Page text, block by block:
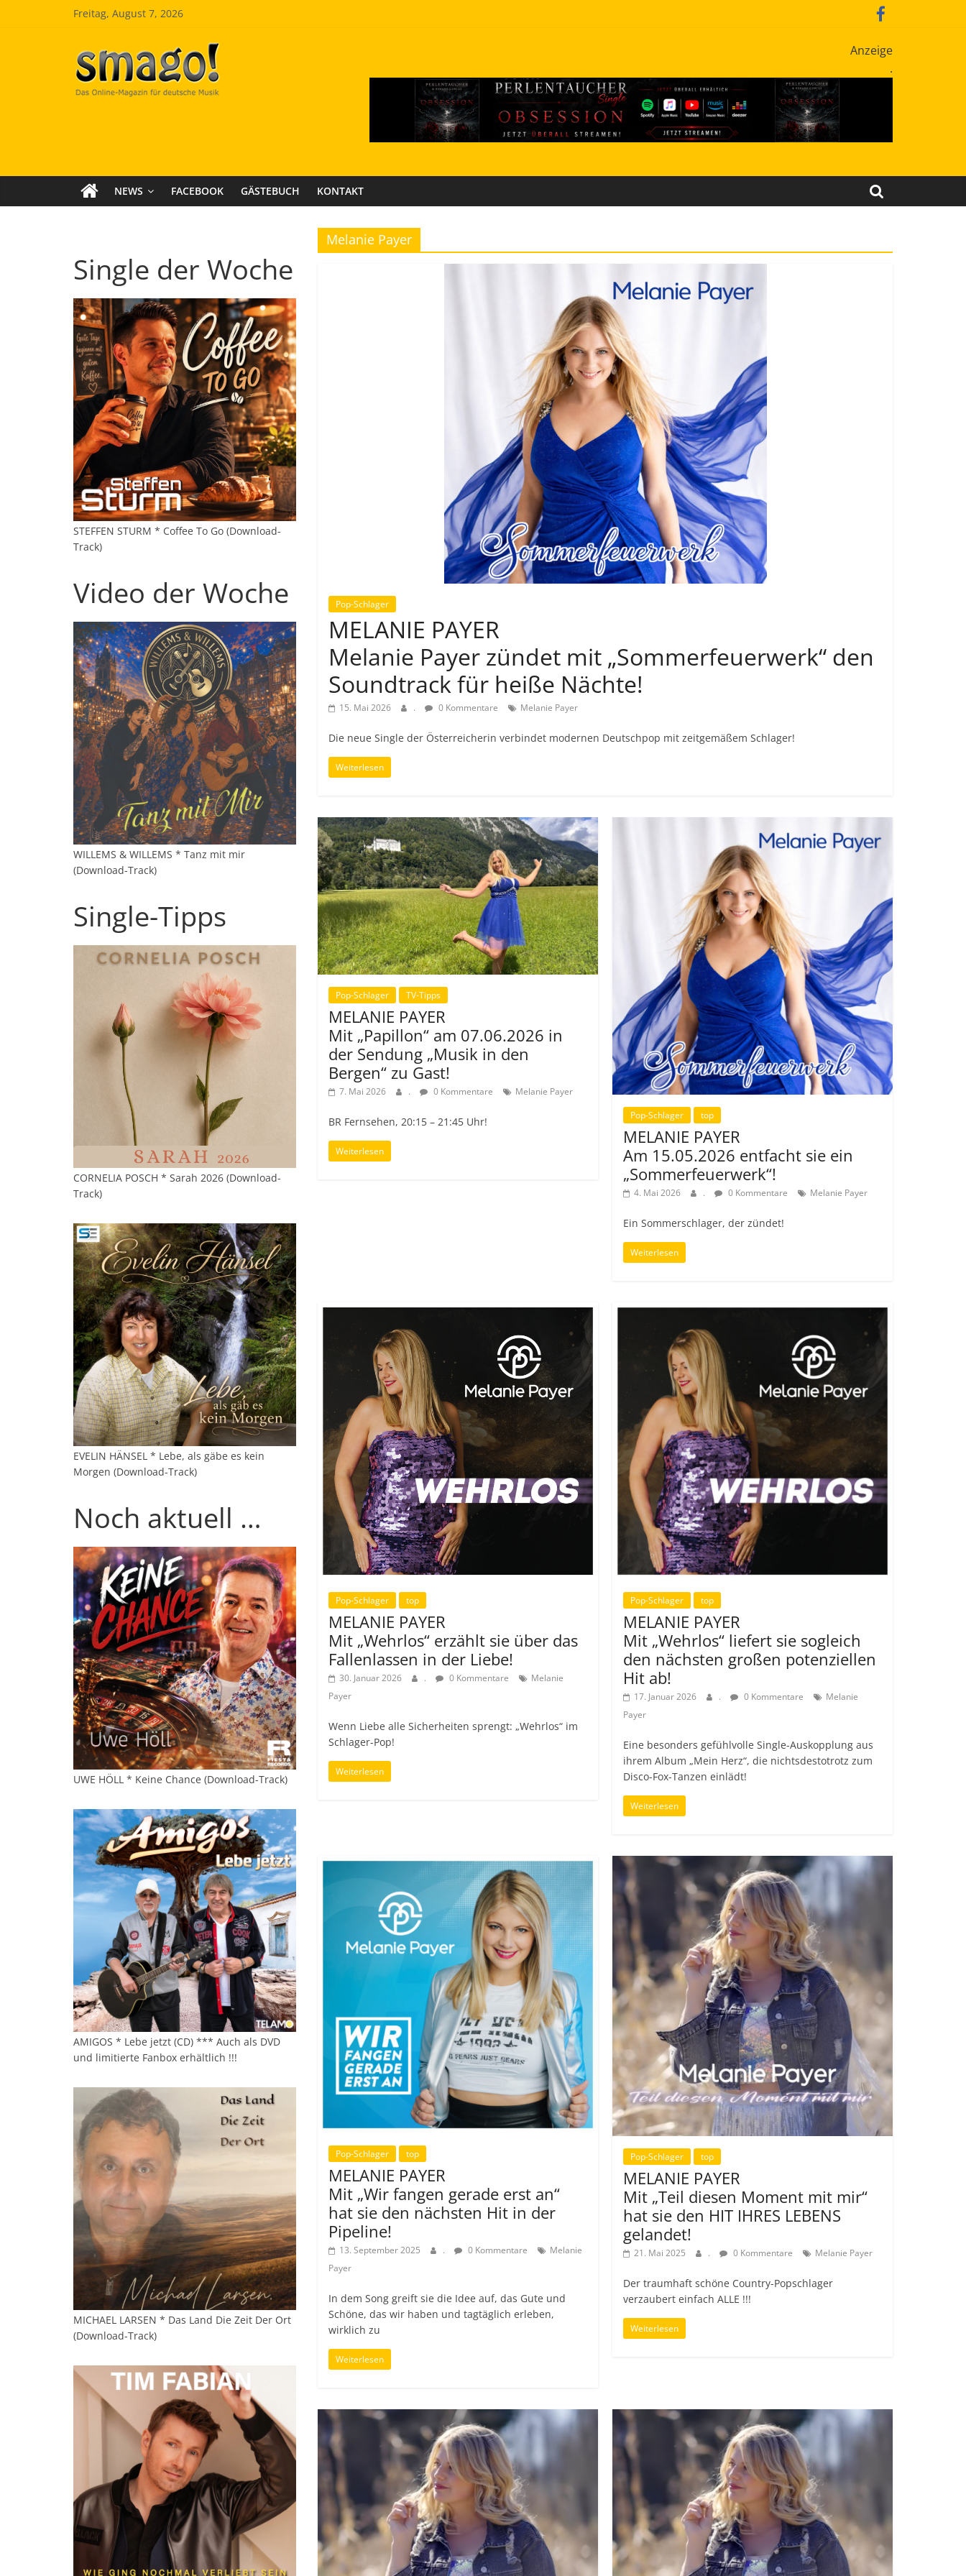
Freitag, August 7, 2026
Smago
SchlagerMAGazinOnline
Anzeige
.
NEWS FACEBOOK GÄSTEBUCH KONTAKT
Melanie Payer
Pop-Schlager
MELANIE PAYER
Melanie Payer zündet mit „Sommerfeuerwerk“ den
Soundtrack für heiße Nächte!
15. Mai 2026 . 0 Kommentare Melanie Payer
Die neue Single der Österreicherin verbindet modernen Deutschpop mit zeitgemäßem Schlager!
Weiterlesen
Pop-Schlager TV-Tipps
MELANIE PAYER
Mit „Papillon“ am 07.06.2026 in
der Sendung „Musik in den
Bergen“ zu Gast!
7. Mai 2026 . 0 Kommentare Melanie Payer
BR Fernsehen, 20:15 – 21:45 Uhr!
Weiterlesen
Pop-Schlager top
MELANIE PAYER
Am 15.05.2026 entfacht sie ein
„Sommerfeuerwerk“!
4. Mai 2026 . 0 Kommentare Melanie Payer
Ein Sommerschlager, der zündet!
Weiterlesen
Pop-Schlager top
MELANIE PAYER
Mit „Wehrlos“ erzählt sie über das
Fallenlassen in der Liebe!
30. Januar 2026 . 0 Kommentare
Melanie
Payer
Wenn Liebe alle Sicherheiten sprengt: „Wehrlos“ im
Schlager-Pop!
Weiterlesen
Pop-Schlager top
MELANIE PAYER
Mit „Wehrlos“ liefert sie sogleich
den nächsten großen potenziellen
Hit ab!
17. Januar 2026 . 0 Kommentare
Melanie
Payer
Eine besonders gefühlvolle Single-Auskopplung aus
ihrem Album „Mein Herz“, die nichtsdestotrotz zum
Disco-Fox-Tanzen einlädt!
Weiterlesen
Pop-Schlager top
MELANIE PAYER
Mit „Wir fangen gerade erst an“
hat sie den nächsten Hit in der
Pipeline!
13. September 2025 . 0 Kommentare
Melanie
Payer
In dem Song greift sie die Idee auf, das Gute und
Schöne, das wir haben und tagtäglich erleben,
wirklich zu
Weiterlesen
Pop-Schlager top
MELANIE PAYER
Mit „Teil diesen Moment mit mir“
hat sie den HIT IHRES LEBENS
gelandet!
21. Mai 2025 . 0 Kommentare Melanie Payer
Der traumhaft schöne Country-Popschlager
verzaubert einfach ALLE !!!
Weiterlesen
Single der Woche
STEFFEN STURM * Coffee To Go (Download-
Track)
Video der Woche
WILLEMS & WILLEMS * Tanz mit mir
(Download-Track)
Single-Tipps
CORNELIA POSCH * Sarah 2026 (Download-
Track)
EVELIN HÄNSEL * Lebe, als gäbe es kein
Morgen (Download-Track)
Noch aktuell …
UWE HÖLL * Keine Chance (Download-Track)
AMIGOS * Lebe jetzt (CD) *** Auch als DVD
und limitierte Fanbox erhältlich !!!
MICHAEL LARSEN * Das Land Die Zeit Der Ort
(Download-Track)